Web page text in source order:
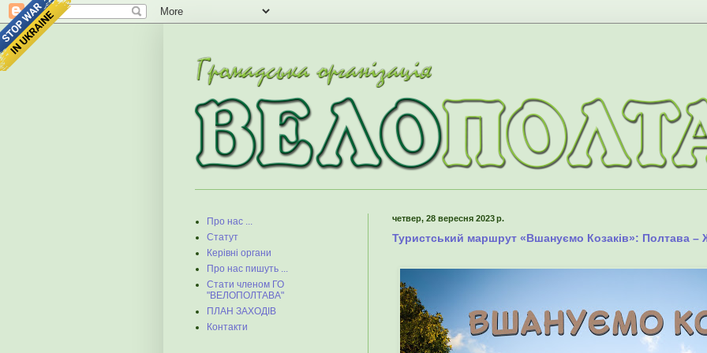
четвер, 28 вересня 2023 р.
Туристський маршрут «Вшануємо Козаків»: Полтава –
Про нас ...
Статут
Керівні органи
Про нас пишуть ...
Стати членом ГО
"ВЕЛОПОЛТАВА"
ПЛАН ЗАХОДІВ
Контакти